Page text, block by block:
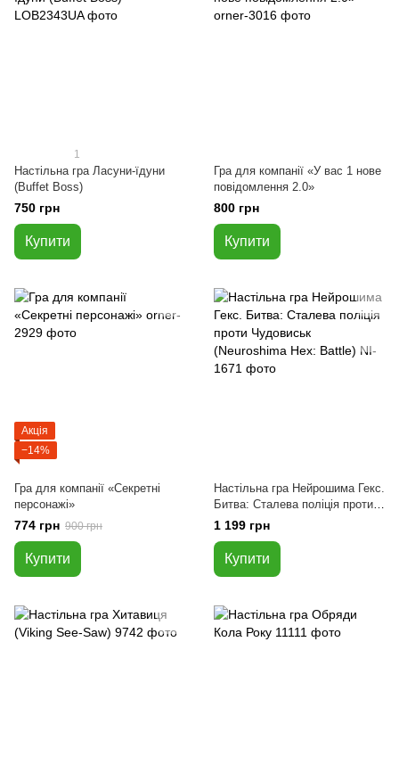
1
Настільна гра Ласуни-їдуни
(Buffet Boss)
750 грн
Купити
Гра для компанії «У вас 1 нове
повідомлення 2.0»
800 грн
Купити
Акція
−14%
Гра для компанії «Секретні
персонажі»
774 грн 900 грн
Купити
Настільна гра Нейрошима Гекс.
Битва: Сталева поліція проти
Чудовиськ (Neuroshima Hex:
1 199 грн
Купити